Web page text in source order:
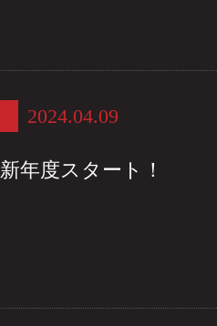
2024.04.09
新年度スタート！